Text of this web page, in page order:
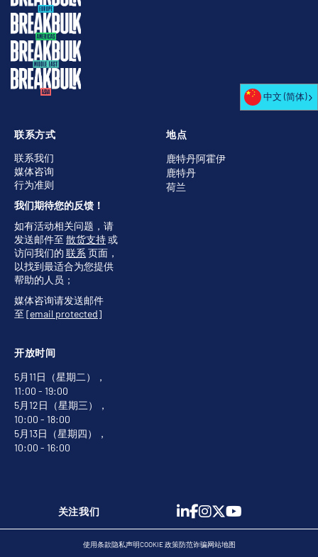
地点
鹿特丹阿霍伊
鹿特丹
荷兰
开放时间
5月11日（星期二），
11:00 - 19:00
5月12日（星期三），
10:00 - 18:00
5月13日（星期四），
10:00 - 16:00
联系方式
联系我们
媒体咨询
行为准则
我们期待您的反馈！
如有活动相关问题，请
发送邮件至 散货支持或
访问我们的 联系 页面，
以找到最适合为您提供
帮助的人员；
媒体咨询请发送邮件
至 [email protected]
关注我们
使用条款隐私声明COOKIE 政策防范诈骗网站地图
中文 (简体)